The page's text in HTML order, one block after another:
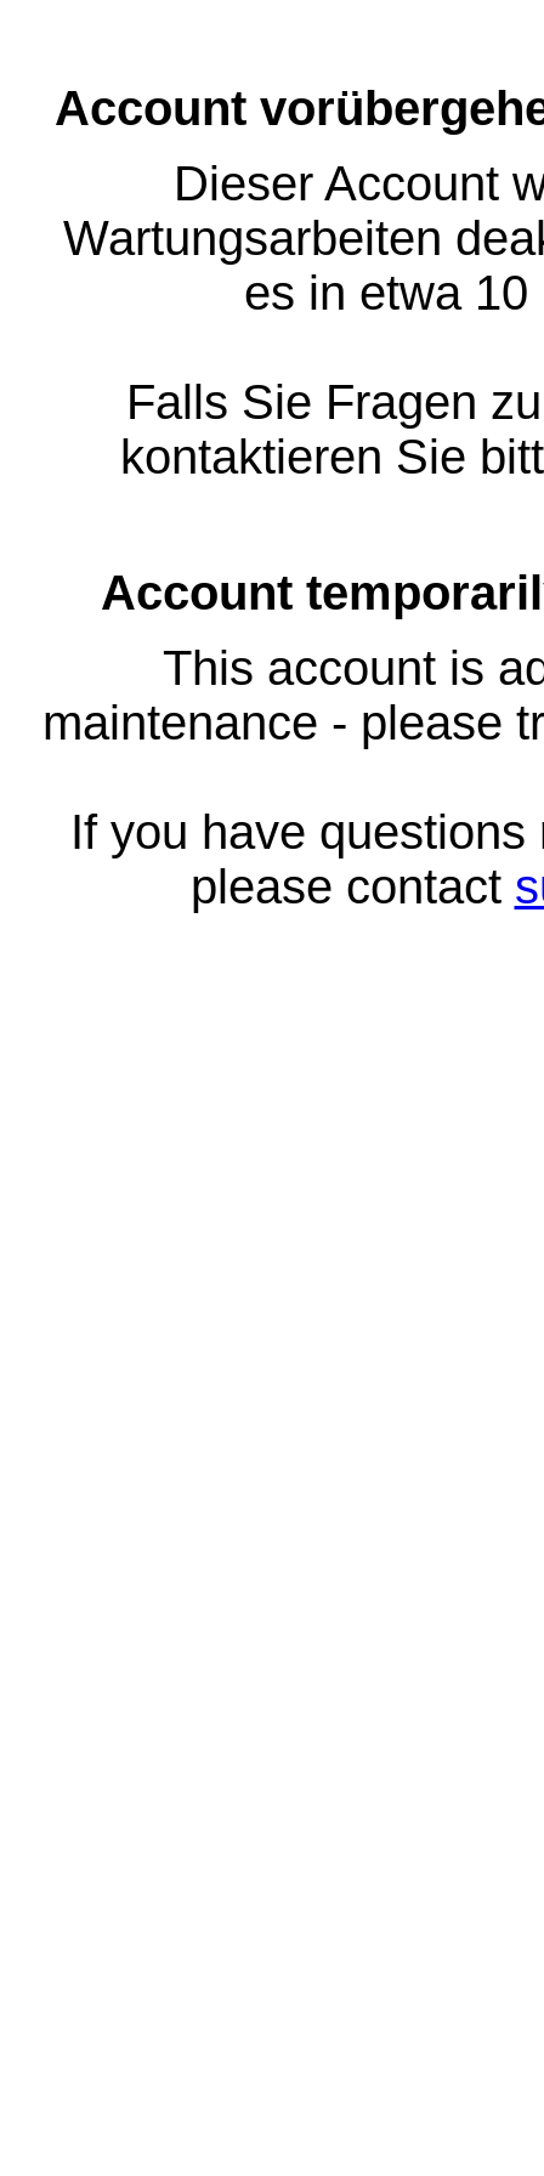
Account
Dieser Account
Wartungsarbeiten
es in etwa
Falls Sie Fragen
kontaktieren Sie
Account
This account is
maintenance - please
If you have
please contact